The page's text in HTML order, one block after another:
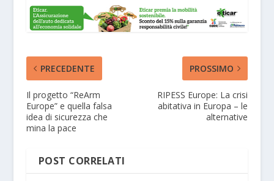
PRECEDENTE
Il progetto “ReArm
Europe” e quella falsa
idea di sicurezza che
mina la pace
PROSSIMO
RIPESS Europe: La crisi
abitativa in Europa – le
alternative
POST CORRELATI